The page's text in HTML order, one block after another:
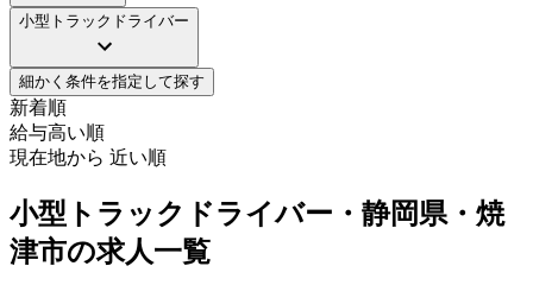
小型トラックドライバー
細かく条件を指定して探す
新着順
給与高い順
現在地から 近い順
小型トラックドライバー・静岡県・焼
津市の求人一覧